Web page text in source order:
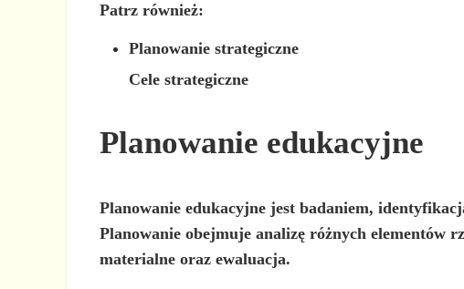
Patrz również:
Planowanie strategiczne
Cele strategiczne
Planowanie edukacyjne
Planowanie edukacyjne jestbadaniem,
Planowanie obejmuje analizę różnych elementów
materialne oraz ewaluacja.